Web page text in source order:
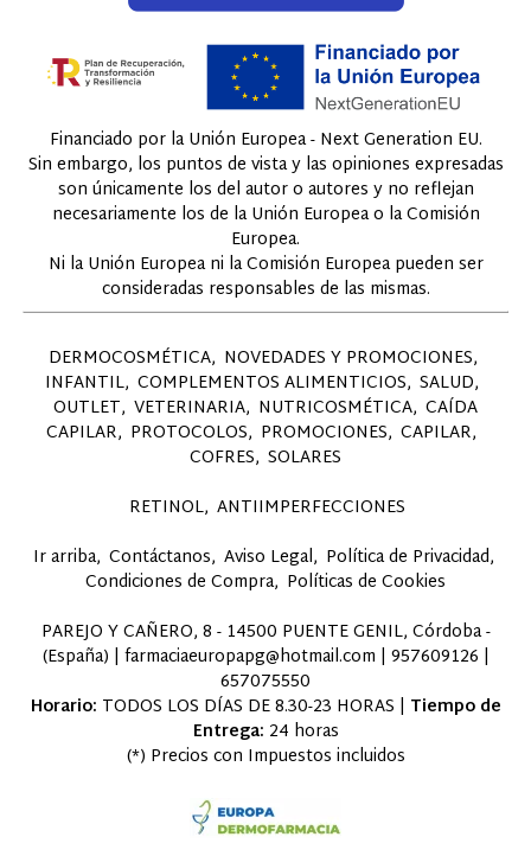
Financiado por la Unión Europea - Next Generation EU.
Sin embargo, los puntos de vista y las opiniones expresadas
son únicamente los del autor o autores y no reflejan
necesariamente los de la Unión Europea o la Comisión
Europea.
Ni la Unión Europea ni la Comisión Europea pueden ser
consideradas responsables de las mismas.
DERMOCOSMÉTICA NOVEDADES Y PROMOCIONES
INFANTIL COMPLEMENTOS ALIMENTICIOS SALUD
OUTLET VETERINARIA NUTRICOSMÉTICA CAÍDA
CAPILAR PROTOCOLOS PROMOCIONES CAPILAR
COFRES SOLARES
RETINOL ANTIIMPERFECCIONES
Ir arriba Contáctanos Aviso Legal Política de Privacidad
Condiciones de Compra Políticas de Cookies
PAREJO Y CAÑERO, 8 - 14500 PUENTE GENIL, Córdoba -
(España) | farmaciaeuropapg@hotmail.com | 957609126 |
657075550
Horario: TODOS LOS DÍAS DE 8.30-23 HORAS | Tiempo de
Entrega: 24 horas
(*) Precios con Impuestos incluidos